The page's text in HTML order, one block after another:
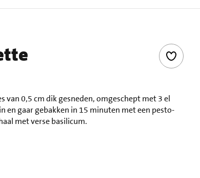
van 0,5 cm dik gesneden, omgeschept met 3 el
en gaar gebakken in 15 minuten met een pesto-
met verse basilicum.